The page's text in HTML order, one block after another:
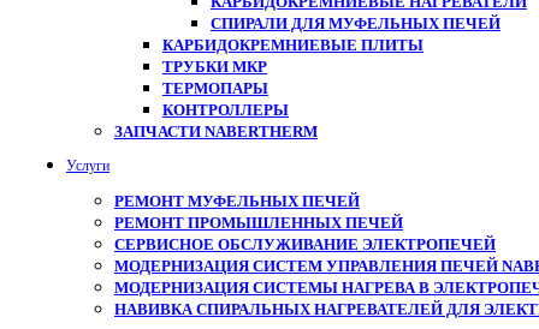
СПИРАЛИ ДЛЯ МУФЕЛЬНЫХ ПЕЧЕЙ
КАРБИДОКРЕМНИЕВЫЕ ПЛИТЫ
ТРУБКИ МКР
ТЕРМОПАРЫ
КОНТРОЛЛЕРЫ
ЗАПЧАСТИ NABERTHERM
Услуги
РЕМОНТ МУФЕЛЬНЫХ ПЕЧЕЙ
РЕМОНТ ПРОМЫШЛЕННЫХ ПЕЧЕЙ
СЕРВИСНОЕ ОБСЛУЖИВАНИЕ ЭЛЕКТРОПЕЧЕЙ
МОДЕРНИЗАЦИЯ СИСТЕМ УПРАВЛЕНИЯ ПЕЧЕЙ
МОДЕРНИЗАЦИЯ СИСТЕМЫ НАГРЕВА В
НАВИВКА СПИРАЛЬНЫХ НАГРЕВАТЕЛЕЙ ДЛЯ